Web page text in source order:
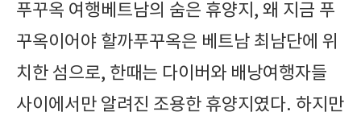
푸꾸옥 여행베트남의 숨은 휴양지, 왜 지금 푸
꾸옥이어야 할까푸꾸옥은 베트남 최남단에 위
치한 섬으로, 한때는 다이버와 배낭여행자들
사이에서만 알려진 조용한 휴양지였다. 하지만